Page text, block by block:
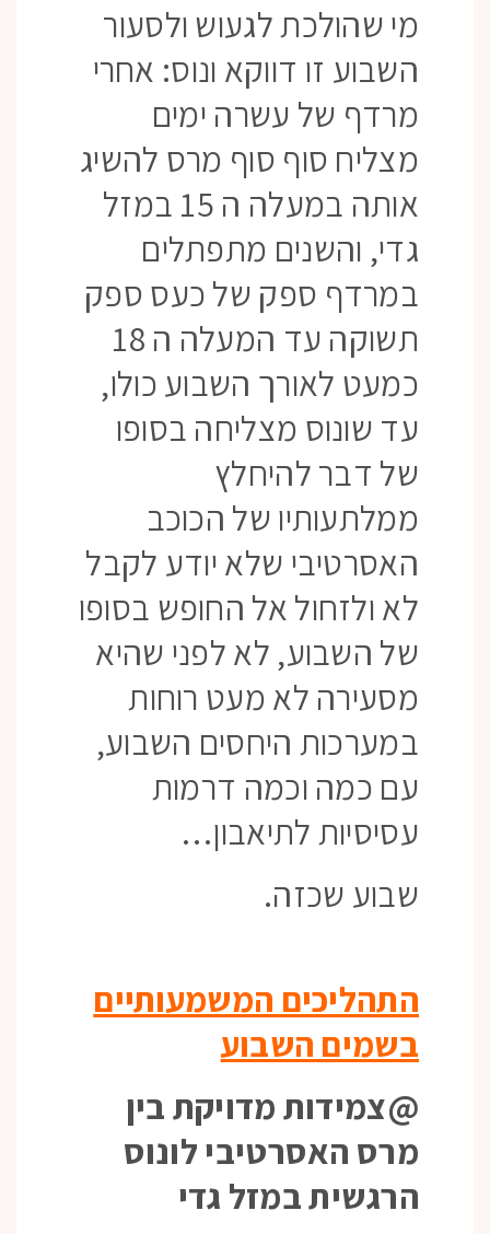
מי שהולכת לגעוש ולסעור
השבוע זו דווקא ונוס: אחרי
מרדף של עשרה ימים
מצליח סוף סוף מרס להשיג
אותה במעלה ה 15 במזל
גדי, והשנים מתפתלים
במרדף ספק של כעס ספק
תשוקה עד המעלה ה 18
כמעט לאורך השבוע כולו,
עד שונוס מצליחה בסופו
של דבר להיחלץ
ממלתעותיו של הכוכב
האסרטיבי שלא יודע לקבל
לא ולזחול אל החופש בסופו
של השבוע, לא לפני שהיא
מסעירה לא מעט רוחות
במערכות היחסים השבוע,
עם כמה וכמה דרמות
עסיסיות לתיאבון…
שבוע שכזה.
התהליכים המשמעותיים
בשמים השבוע
@צמידות מדויקת בין
מרס האסרטיבי לונוס
הרגשית במזל גדי